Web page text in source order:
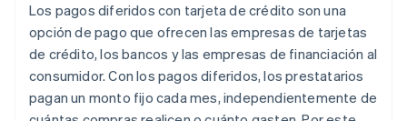
Los pagos diferidos con tarjeta de crédito son una
opción de pago que ofrecen las empresas de tarjetas
de crédito, los bancos y las empresas de financiación al
consumidor. Con los pagos diferidos, los prestatarios
pagan un monto fijo cada mes, independientemente de